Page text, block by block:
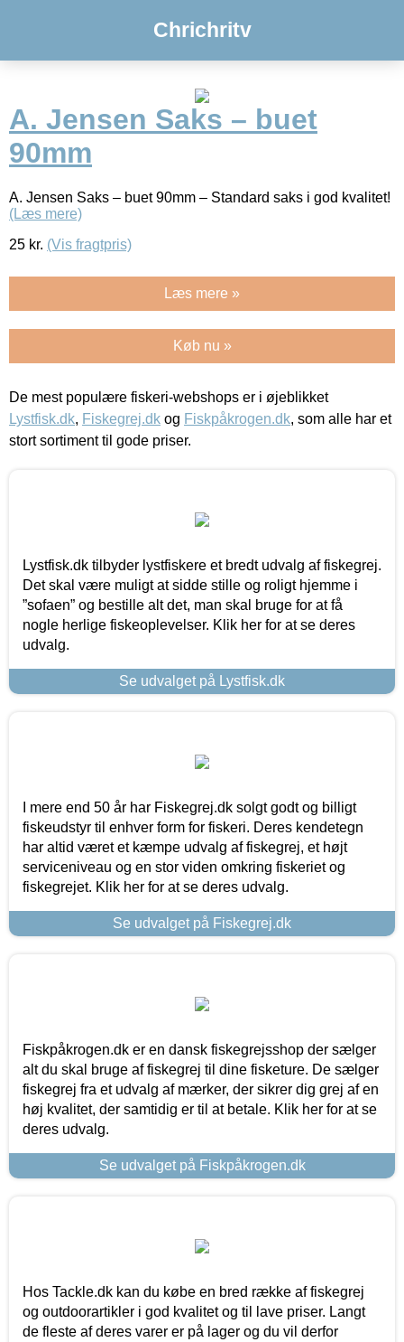
Chrichritv
A. Jensen Saks – buet
90mm
A. Jensen Saks – buet 90mm – Standard saks i god kvalitet!
(Læs mere)
25 kr. (Vis fragtpris)
Læs mere »
Køb nu »
De mest populære fiskeri-webshops er i øjeblikket
Lystfisk.dk, Fiskegrej.dk og Fiskpåkrogen.dk, som alle har et
stort sortiment til gode priser.
Lystfisk.dk tilbyder lystfiskere et bredt udvalg af fiskegrej.
Det skal være muligt at sidde stille og roligt hjemme i
”sofaen” og bestille alt det, man skal bruge for at få
nogle herlige fiskeoplevelser. Klik her for at se deres
udvalg.
Se udvalget på Lystfisk.dk
I mere end 50 år har Fiskegrej.dk solgt godt og billigt
fiskeudstyr til enhver form for fiskeri. Deres kendetegn
har altid været et kæmpe udvalg af fiskegrej, et højt
serviceniveau og en stor viden omkring fiskeriet og
fiskegrejet. Klik her for at se deres udvalg.
Se udvalget på Fiskegrej.dk
Fiskpåkrogen.dk er en dansk fiskegrejsshop der sælger
alt du skal bruge af fiskegrej til dine fisketure. De sælger
fiskegrej fra et udvalg af mærker, der sikrer dig grej af en
høj kvalitet, der samtidig er til at betale. Klik her for at se
deres udvalg.
Se udvalget på Fiskpåkrogen.dk
Hos Tackle.dk kan du købe en bred række af fiskegrej
og outdoorartikler i god kvalitet og til lave priser. Langt
de fleste af deres varer er på lager og du vil derfor